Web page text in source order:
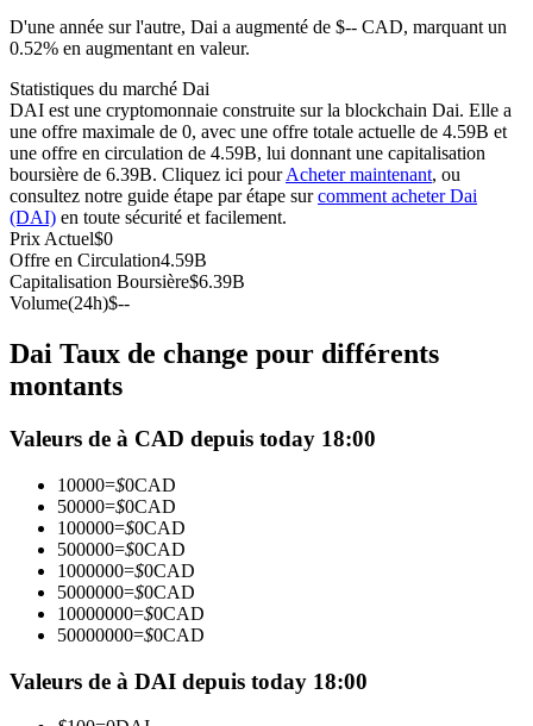
Futures utilisant l'USDC comme garantie
Copie de Trading
Rejoignez les meilleurs traders
Devenez un trader de copie
Profitez du partage des bénéfices et des commissions de copy
D'une année sur l'autre, Dai a augmenté de $-- CAD, marquant un
0.52% en augmentant en valeur.
Statistiques du marché Dai
DAI est une cryptomonnaie construite sur la blockchain Dai. Elle a
une offre maximale de 0, avec une offre totale actuelle de 4.59B et
une offre en circulation de 4.59B, lui donnant une capitalisation
boursière de 6.39B. Cliquez ici pourAcheter maintenant, ou
consultez notre guide étape par étape surcomment acheter Dai
(DAI) en toute sécurité et facilement.
Prix Actuel$0
Offre en Circulation4.59B
Capitalisation Boursière$6.39B
Volume(24h)$--
Dai Taux de change pour différents
montants
Valeurs de à CAD depuis today 18:00
10000=$0CAD
50000=$0CAD
100000=$0CAD
500000=$0CAD
1000000=$0CAD
5000000=$0CAD
10000000=$0CAD
50000000=$0CAD
Valeurs de à DAI depuis today 18:00